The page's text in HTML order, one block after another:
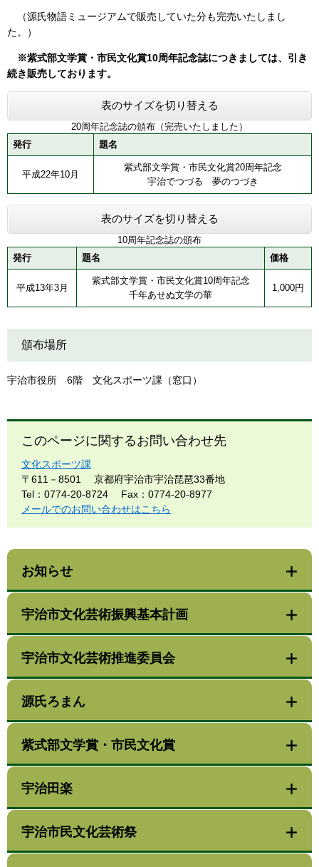
（源氏物語ミュージアムで販売していた分も完売いたしまし
た。）
※紫式部文学賞・市民文化賞10周年記念誌につきましては、引き
続き販売しております。
表のサイズを切り替える
20周年記念誌の頒布（完売いたしました）
発行
題名
平成22年10月
紫式部文学賞・市民文化賞20周年記念
宇治でつづる 夢のつづき
表のサイズを切り替える
10周年記念誌の頒布
発行
題名 価格
平成13年3月
紫式部文学賞・市民文化賞10周年記念
千年あせぬ文学の華
1,000円
頒布場所
宇治市役所 6階 文化スポーツ課（窓口）
このページに関するお問い合わせ先
文化スポーツ課
〒611－8501
京都府宇治市宇治琵琶33番地
Tel：0774-20-8724
Fax：0774-20-8977
メールでのお問い合わせはこちら
お知らせ
宇治市文化芸術振興基本計画
宇治市文化芸術推進委員会
源氏ろまん
紫式部文学賞・市民文化賞
宇治田楽
宇治市民文化芸術祭